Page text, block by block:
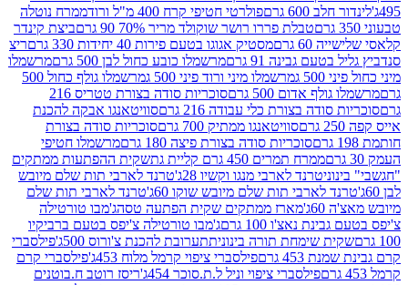
600 גרם
פולרטי חטיפי קרח 400 מ"ל ורוד
ממרח נוטלה
טבלת פררו רושר שוקולד מריר 70% 90 גרם
ביצת קינדר
60 גרם
מסטיק אגוגו בטעם פירות 40 יחידות 330 גרם
ריצ
גבינה 91 גרם
מרשמלו כובע כחול לבן 500 גרם
מרשמלו
ג
מרשמלו מיני ורוד פיני 500 ג
מרשמלו גולף כחול 500
אדום 500 גרם
סוכריות סודה בצורת טטריס 216
בצורת כלי עבודה 216 גרם
סוויטאנגו אבקה להכנת
סוויטאנגו ממתיק 700 גרם
סוכריות סודה בצורת
סוכריות סודה בצורת פיצה 180 גרם
מרשמלו חטיפי
ממרח תמרים 450 גרם קליית גת
שקית ההפתעות ממתקים
טרנד לארבי מנגו וקשיו 28ג'
טרנד לארבי תות שלם מיובש
לארבי תות שלם מיובש שוקו 60ג'
טרנד לארבי תות שלם
מארז ממתקים שקית הפתעה טסהג'מבו טורטילה
נאצ'ו 100 גרם
ג'מבו טורטילה צ'יפס בטעם ברביקיו
שימחת תורה בינוניתתערובת להכנת צ'ורוס 500ג'
פילסברי
453 גרם
פילסברי ציפוי קרמל מלוח 453ג'
פילסברי קרם
פילסברי ציפוי וניל ל.ת.סוכר 454ג'
ריסז רוטב ח.בוטנים